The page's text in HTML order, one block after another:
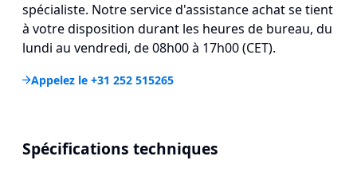
spécialiste. Notre service d'assistance achat se tient
à votre disposition durant les heures de bureau, du
lundi au vendredi, de 08h00 à 17h00 (CET).
Appelez le +31 252 515265
Spécifications techniques